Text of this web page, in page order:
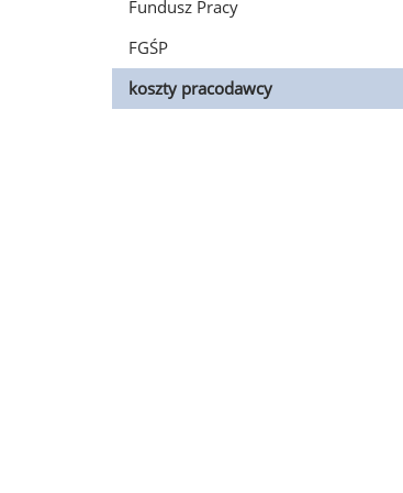
Fundusz Pracy
FGŚP
koszty pracodawcy